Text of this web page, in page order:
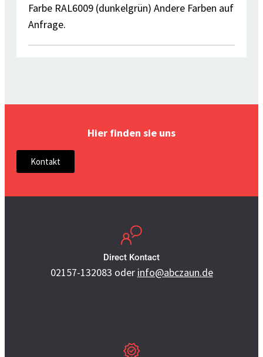
Farbe RAL6009 (dunkelgrün) Andere Farben auf
Anfrage.
Hier finden sie uns
Kontakt
Direct Kontact
02157-132083 oder info@abczaun.de